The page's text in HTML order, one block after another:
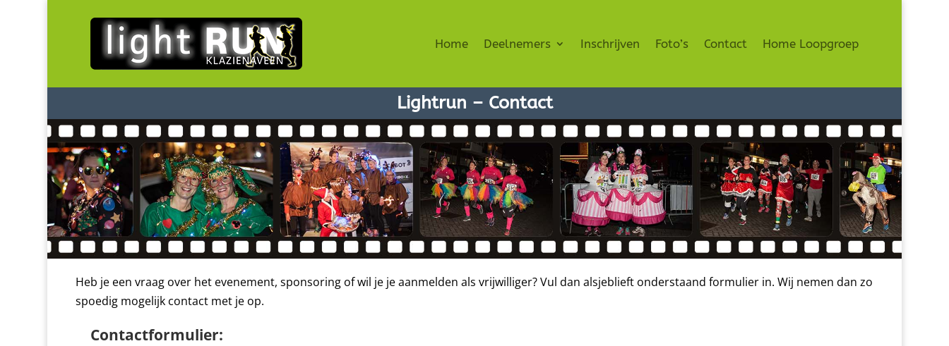
Home Deelnemers Inschrijven Foto’s Contact Home Loopgroep
Lightrun – Contact
Heb je een vraag over het evenement, sponsoring of wil je je aanmelden als vrijwilliger? Vul dan alsjeblieft onderstaand formulier in. Wij nemen dan zo
spoedig mogelijk contact met je op.
Contactformulier: